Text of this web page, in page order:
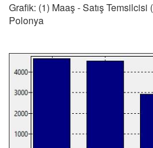
Grafik: (1) Maaş - Satış Temsilcisi
Polonya